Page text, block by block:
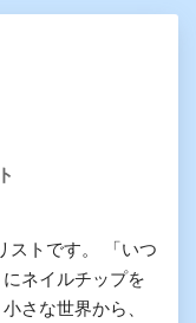
ストです。 「いつ
ネイルチップを
さな世界から、